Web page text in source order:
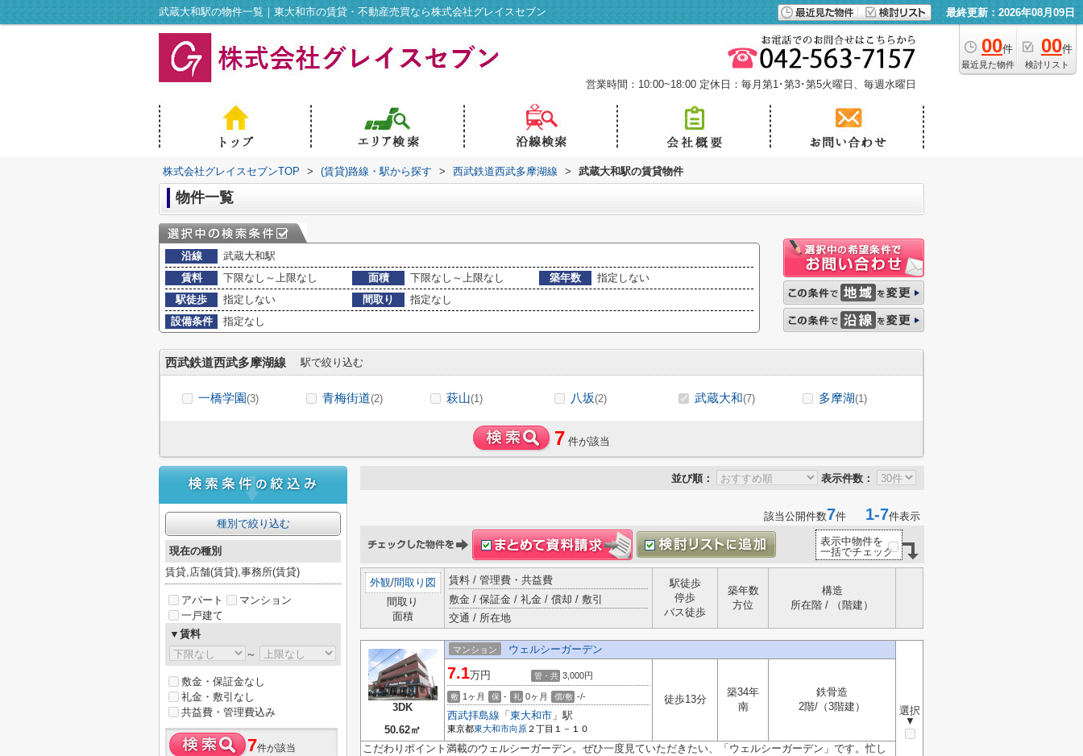
武蔵大和駅の物件一覧｜東大和市の賃貸・不動産売買なら株式会社グレイスセブン 最終更新：2026年08月09日
00件
最近見た物件
00件
検討リスト
営業時間：10:00~18:00 定休日：毎月第1･第3･第5火曜日、毎週水曜日
株式会社グレイスセブンTOP > (賃貸)路線・駅から探す > 西武鉄道西武多摩湖線 > 武蔵大和駅の賃貸物件
物件一覧
沿線
武蔵大和駅
賃料
下限なし～上限なし 面積 下限なし～上限なし 築年数
指定しない
駅徒歩
指定しない 間取り
指定なし
設備条件
指定なし
西武鉄道西武多摩湖線 駅で絞り込む
一橋学園(3) 青梅街道(2) 萩山(1) 八坂(2) 武蔵大和(7) 多摩湖(1)
7 件が該当
並び順： 表示件数：
該当公開件数7件 1-7件表示
表示中物件を
一括でチェック
外観/間取り図
間取り
面積
賃料 / 管理費・共益費
敷金 / 保証金 / 礼金 / 償却 / 敷引
交通 / 所在地
駅徒歩
停歩
バス徒歩
築年数
方位
構造
所在階 / （階建）
3DK
50.62㎡
マンション ウェルシーガーデン
選択
▼
7.1万円 管・共 3,000円
敷 1ヶ月 保 - 礼 0ヶ月 償/敷 -/-
西武拝島線 「 東大和市 」駅
東京都東大和市向原 ２丁目１－１０
徒歩13分
築34年
南
鉄骨造
2階/（3階建）
こだわりポイント満載のウェルシーガーデン。ぜひ一度見ていただきたい、「ウェルシーガーデン」です。忙し
種別で絞り込む
現在の種別
賃貸,店舗(賃貸),事務所(賃貸)
アパート
マンション
一戸建て
▼賃料
～
敷金・保証金なし
礼金・敷引なし
共益費・管理費込み
7件が該当